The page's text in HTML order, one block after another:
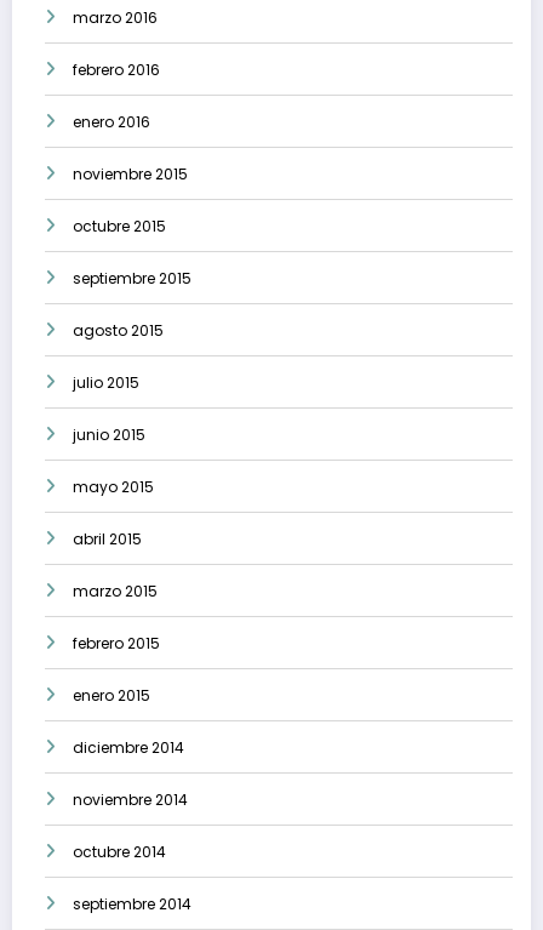
marzo 2016
febrero 2016
enero 2016
noviembre 2015
octubre 2015
septiembre 2015
agosto 2015
julio 2015
junio 2015
mayo 2015
abril 2015
marzo 2015
febrero 2015
enero 2015
diciembre 2014
noviembre 2014
octubre 2014
septiembre 2014